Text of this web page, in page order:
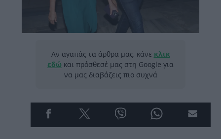
Αν αγαπάς τα άρθρα μας, κάνε κλικ
εδώ και πρόσθεσέ μας στη Google για
να μας διαβάζεις πιο συχνά